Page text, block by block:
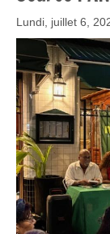
Lundi, juillet 6,